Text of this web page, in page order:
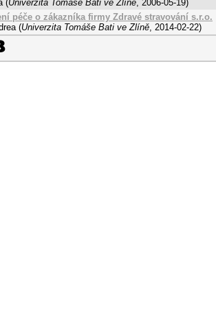
(Univerzita Tomáše Bati ve Zlíně, 2006-05-19)
péče o zákazníka firmy Zdravé stravování s.r.o.
(Univerzita Tomáše Bati ve Zlíně, 2014-02-22)